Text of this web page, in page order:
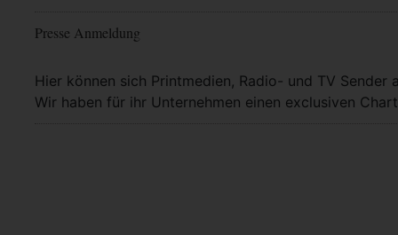
Presse Anmeldung
Hier können sich Printmedien, Radio- und TV Sender
Wir haben für ihr Unternehmen einen exclusiven
Mehr Info